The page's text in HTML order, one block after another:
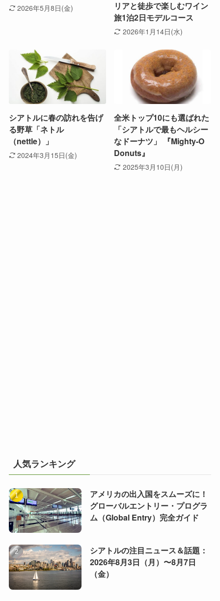
2026年5月8日(金)
リアと徒歩で楽しむワイン
旅1泊2日モデルコース
2026年1月14日(水)
シアトルに春の訪れを告げ
る野草「ネトル
（nettle）」
2024年3月15日(金)
全米トップ10にも選ばれた
「シアトルで最もヘルシー
なドーナツ」 『Mighty-O
Donuts』
2025年3月10日(月)
人気ランキング
アメリカの出入国をスムーズに！
グローバルエントリー・プログラ
ム（Global Entry）完全ガイド
シアトルの注目ニュース＆話題：
2026年8月3日（月）〜8月7日
（金）